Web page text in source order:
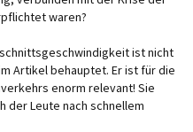
waren?
ist nicht
Artikel behauptet. Er ist für die
enorm relevant! Sie
der Leute nach schnellem